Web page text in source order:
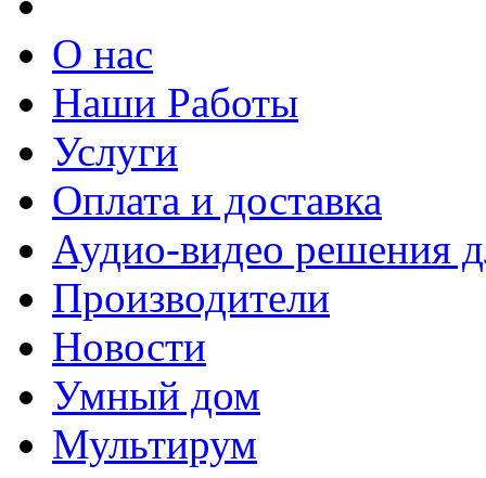
О нас
Наши Работы
Услуги
Оплата и доставка
Аудио-видео решения
Производители
Новости
Умный дом
Мультирум